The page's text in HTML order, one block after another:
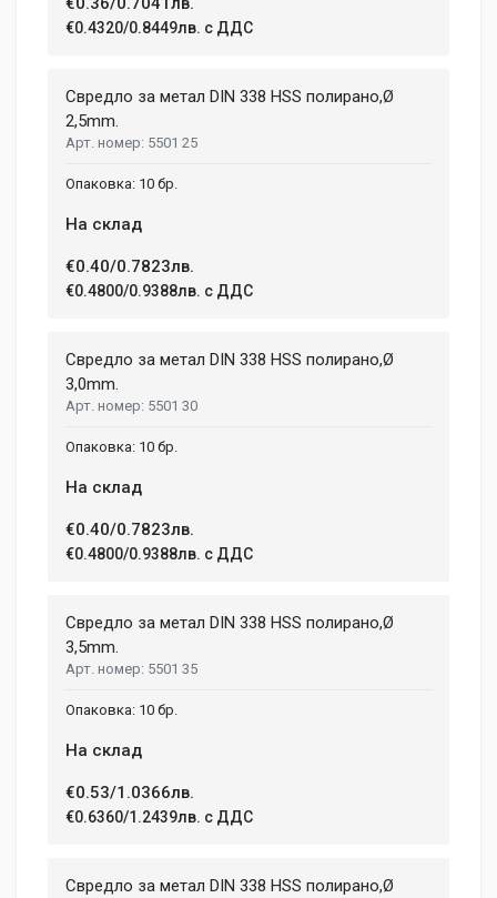
BATTERY TYPE
CHARGE TIME
Dimensions
207 mm
Adam Taylor
12 April, 2018
Aenean non lorem nisl. Duis tempor sollicitudin orci, eget
tincidunt ex semper sit amet. Nullam neque justo, sodales
congue feugiat ac, facilisis a augue. Donec tempor sapien et
mollis, volutpat tellus vitae, accumsan ligula.
Helena Garcia
2 January, 2018
hendrerit eros laoreet suscipit ultrices.
1
Write A Review
Your Name
Email Address
€0.4320/0.8449лв. с ДДС
Свредло за метал DIN 338 HSS полирано,Ø
2,5mm.
5501 25
10 бр.
На склад
€0.40/0.7823лв.
€0.4800/0.9388лв. с ДДС
Свредло за метал DIN 338 HSS полирано,Ø
3,0mm.
5501 30
10 бр.
На склад
€0.40/0.7823лв.
€0.4800/0.9388лв. с ДДС
Свредло за метал DIN 338 HSS полирано,Ø
3,5mm.
5501 35
10 бр.
На склад
€0.53/1.0366лв.
€0.6360/1.2439лв. с ДДС
Свредло за метал DIN 338 HSS полирано,Ø